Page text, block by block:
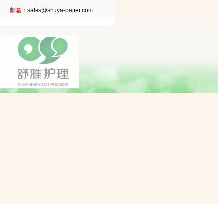
邮箱： sales@shuya-paper.com